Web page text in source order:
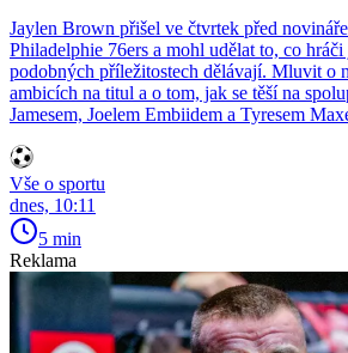
Jaylen Brown přišel ve čtvrtek před
Philadelphie 76ers a mohl udělat to, co
podobných příležitostech dělávají. Mluvit o
ambicích na titul a o tom, jak se těší na
Jamesem, Joelem Embiidem a Tyresem
Vše o sportu
dnes, 10:11
5 min
Reklama